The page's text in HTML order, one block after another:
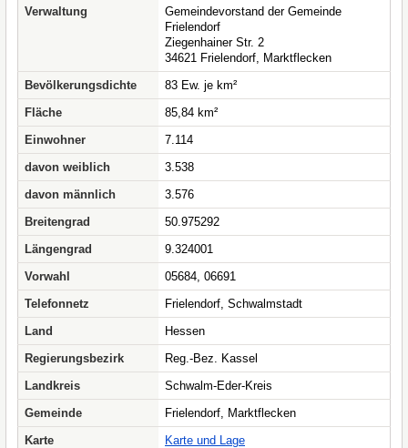
Verwaltung
Gemeindevorstand der Gemeinde
Frielendorf
Ziegenhainer Str. 2
34621 Frielendorf, Marktflecken
Bevölkerungsdichte
83 Ew. je km²
Fläche
85,84 km²
Einwohner
7.114
davon weiblich
3.538
davon männlich
3.576
Breitengrad
50.975292
Längengrad
9.324001
Vorwahl
05684, 06691
Telefonnetz
Frielendorf, Schwalmstadt
Land
Hessen
Regierungsbezirk
Reg.-Bez. Kassel
Landkreis
Schwalm-Eder-Kreis
Gemeinde
Frielendorf, Marktflecken
Karte
Karte und Lage